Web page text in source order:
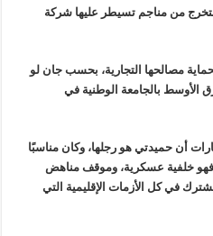
من مناجم تسيطر عليها شركة
مصالحها التجارية، بحسب جان لو
الأوسط بالجامعة الوطنية في
أن حميدتي هو رجلها، وكان مناسبًا
خلفية عسكرية، وموقف مناهض
في كل الأزمات الإقليمية التي